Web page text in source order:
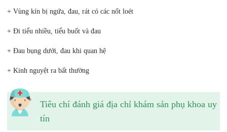
+ Vùng kín bị ngứa, đau, rát có các nốt loét
+ Đi tiểu nhiều, tiểu buốt và đau
+ Đau bụng dưới, đau khi quan hệ
+ Kinh nguyệt ra bất thường
Tiêu chí đánh giá địa chỉ khám sản phụ khoa uy
tín